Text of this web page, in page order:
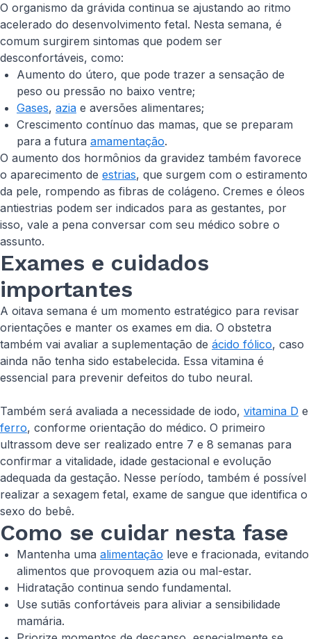
O organismo da grávida continua se ajustando ao ritmo
acelerado do desenvolvimento fetal. Nesta semana, é
comum surgirem sintomas que podem ser
desconfortáveis, como:
Aumento do útero, que pode trazer a sensação de
peso ou pressão no baixo ventre;
Gases, azia e aversões alimentares;
Crescimento contínuo das mamas, que se preparam
para a futura amamentação.
O aumento dos hormônios da gravidez também favorece
o aparecimento de estrias, que surgem com o estiramento
da pele, rompendo as fibras de colágeno. Cremes e óleos
antiestrias podem ser indicados para as gestantes, por
isso, vale a pena conversar com seu médico sobre o
assunto.
Exames e cuidados
importantes
A oitava semana é um momento estratégico para revisar
orientações e manter os exames em dia. O obstetra
também vai avaliar a suplementação de ácido fólico, caso
ainda não tenha sido estabelecida. Essa vitamina é
essencial para prevenir defeitos do tubo neural.
Também será avaliada a necessidade de iodo, vitamina D e
ferro, conforme orientação do médico. O primeiro
ultrassom deve ser realizado entre 7 e 8 semanas para
confirmar a vitalidade, idade gestacional e evolução
adequada da gestação. Nesse período, também é possível
realizar a sexagem fetal, exame de sangue que identifica o
sexo do bebê.
Como se cuidar nesta fase
Mantenha uma alimentação leve e fracionada, evitando
alimentos que provoquem azia ou mal-estar.
Hidratação continua sendo fundamental.
Use sutiãs confortáveis para aliviar a sensibilidade
mamária.